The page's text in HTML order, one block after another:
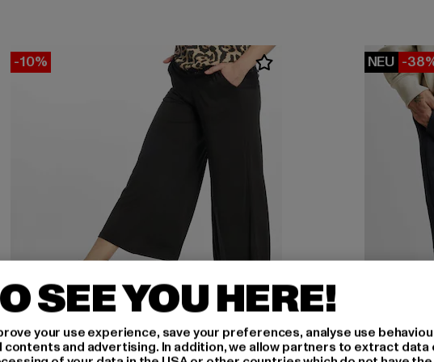
-10% NEU -
SEE YOU HERE!
your use experience, save your preferences, analyse use
and advertising. In addition, we allow partners to extract data